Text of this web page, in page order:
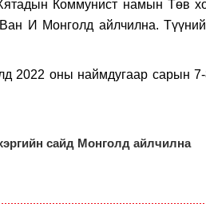
Коммунист намын Төв
И Монголд айлчилна.
2022 оны наймдугаар сарын
сайд Монголд айлчилна